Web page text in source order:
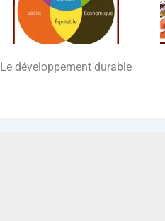
Le déve­lop­pe­ment durable